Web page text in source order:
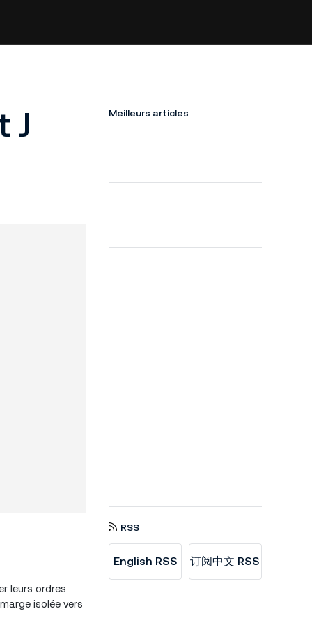
J
leurs ordres
isolée vers
Meilleurs articles
RSS
English RSS 订阅中文 RSS